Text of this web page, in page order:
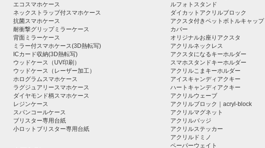
エコスマホケース
ネックストラップ付スマホケース
抗菌スマホケース
耐衝撃グリップミラーケース
背面ミラーケース
ミラー付スマホケース(3D熱転写)
ICカード収納(3D熱転写)
ウッドケース（UV印刷）
ウッドケース（レーザー加工）
ホログラムスマホケース
ラグジュアリースマホケース
ダイヤモンド柄スマホケース
レジンケース
スパンコールケース
ブリスター専用台紙
小ロットブリスター専用台紙
ルフォトスタンド
ダイカットアクリルブロック
アクスタ付きペットボトルキャップ
カバー
オリジナルお座りアクスタ
アクリルネックレス
アクスタになるキーホルダー
スマホスタンドキーホルダー
アクリルこまキーホルダー
アイスキャンディアクキー
ハートキャンディアクキー
アクリルウェーブ
アクリルブロック｜acryl-block
アクリルマグネット
アクリルバッジ
アクリルステッカー
アクリルドミノ
ペーパーウェイト